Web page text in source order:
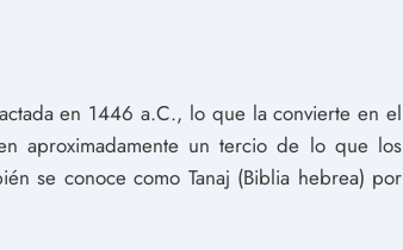
en 1446 a.C., lo que la convierte en el
aproximadamente un tercio de lo que los
se conoce como Tanaj (Biblia hebrea) por